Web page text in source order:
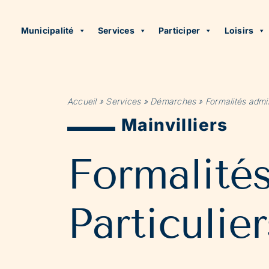
Municipalité Services Participer Loisirs
Accueil» Services» Démarches» Formalités
Mainvilliers